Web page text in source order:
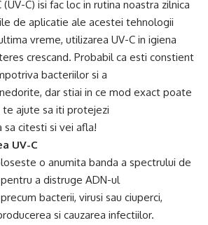
C) isi fac loc in rutina noastra zilnica
de aplicatie ale acestei tehnologii
vreme, utilizarea UV-C in igiena
crescand. Probabil ca esti constient
bacteriilor si a
dar stiai in ce mod exact poate
te ajute sa iti protejezi
sa citesti si vei afla!
UV-C
o anumita banda a spectrului de
a distruge ADN-ul
bacterii, virusi sau ciuperci,
si cauzarea infectiilor.